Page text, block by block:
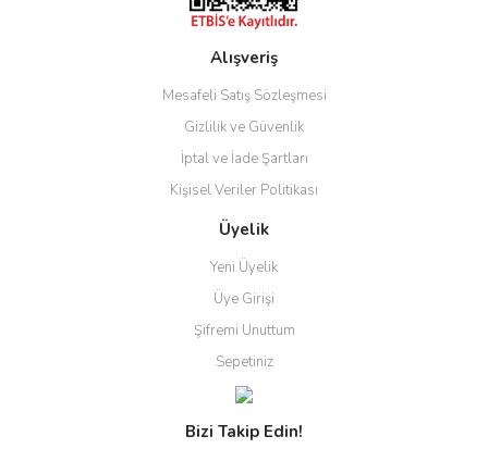
Alışveriş
Mesafeli Satış Sözleşmesi
Gizlilik ve Güvenlik
İptal ve İade Şartları
Kişisel Veriler Politikası
Üyelik
Yeni Üyelik
Üye Girişi
Şifremi Unuttum
Sepetiniz
Bizi Takip Edin!